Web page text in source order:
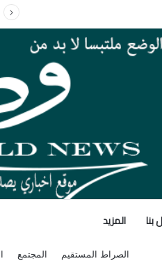
بنا المزيد
الصراط المستقيم المجتمع